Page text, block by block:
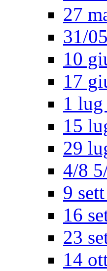
27
31/
10
17
1
15
29
4/8
9
16
23
14